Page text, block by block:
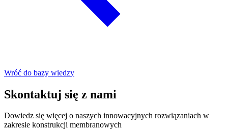
Wróć do bazy wiedzy
Skontaktuj się z nami
Dowiedz się więcej o naszych innowacyjnych rozwiązaniach w
zakresie konstrukcji membranowych